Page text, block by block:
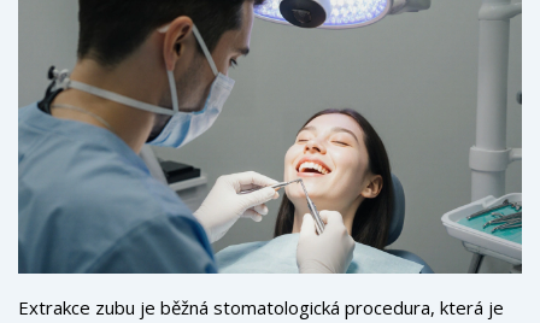
Extrakce zubu je běžná stomatologická procedura, která je